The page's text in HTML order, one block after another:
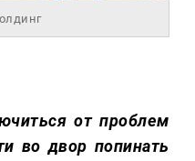
от проблем
во двор попинать